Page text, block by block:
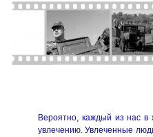
Вероятно, каждый из нас
увлечению. Увлеченные